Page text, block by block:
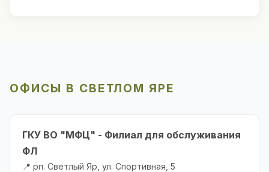
ОФИСЫ В СВЕТЛОМ ЯРЕ
ГКУ ВО "МФЦ" - Филиал для обслуживания
ФЛ
📍 рп. Светлый Яр, ул. Спортивная, 5